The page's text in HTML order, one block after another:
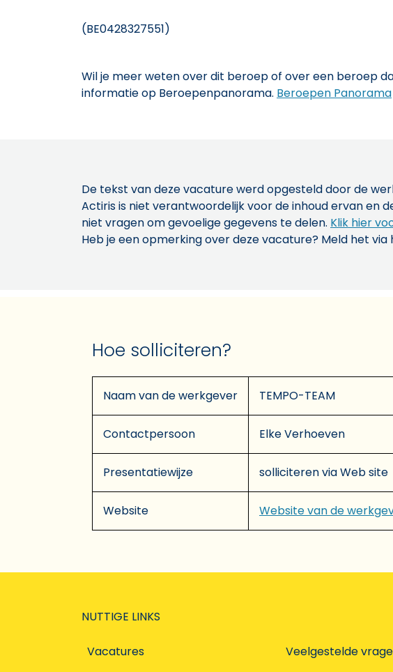
(BE0428327551)
Wil je meer weten over dit beroep of over een beroep
informatie op Beroepenpanorama. Beroepen Panorama
De tekst van deze vacature werd opgesteld door de
Actiris is niet verantwoordelijk voor de inhoud ervan en
niet vragen om gevoelige gegevens te delen. Klik hier
Heb je een opmerking over deze vacature? Meld het via
Hoe solliciteren?
Naam van de werkgever TEMPO-TEAM
Contactpersoon Elke Verhoeven
Presentatiewijze solliciteren via Web site
Website Website van de
NUTTIGE LINKS
Vacatures
Veelgestelde